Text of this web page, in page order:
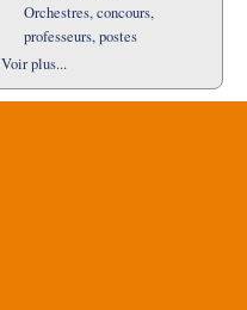
Orchestres, concours,
professeurs, postes
Voir plus...